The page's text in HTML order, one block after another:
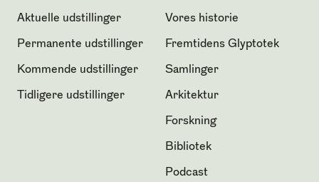
Aktuelle udstillinger
Permanente udstillinger
Kommende udstillinger
Tidligere udstillinger
Vores historie
Fremtidens Glyptotek
Samlinger
Arkitektur
Forskning
Bibliotek
Podcast